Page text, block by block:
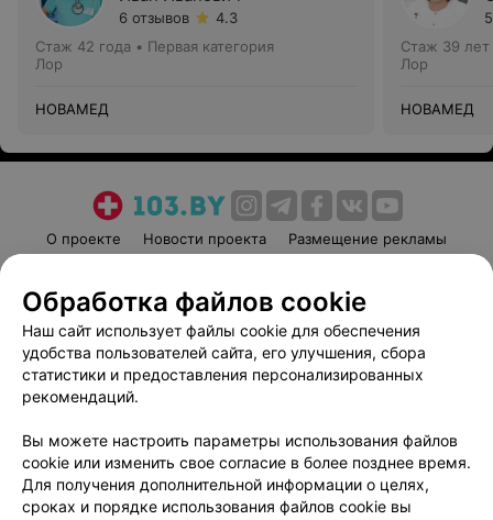
6 отзывов
4.3
Стаж 42 года • Первая категория
Лор
НОВАМЕД
Стаж 39 лет
Лор
НОВАМЕД
О проекте Новости проекта
Размещение рекламы
Пользовательское соглашение
Способы оплаты
Вакансии
Партнеры
Написать руководителю 103.by
Обработка персональных данных
Обработка файлов cookie
Наш сайт использует файлы cookie для обеспечения
удобства пользователей сайта, его улучшения, сбора
статистики и предоставления персонализированных
рекомендаций.
Вы можете настроить параметры использования файлов
cookie или изменить свое согласие в более позднее время.
Для получения дополнительной информации о целях,
сроках и порядке использования файлов cookie вы